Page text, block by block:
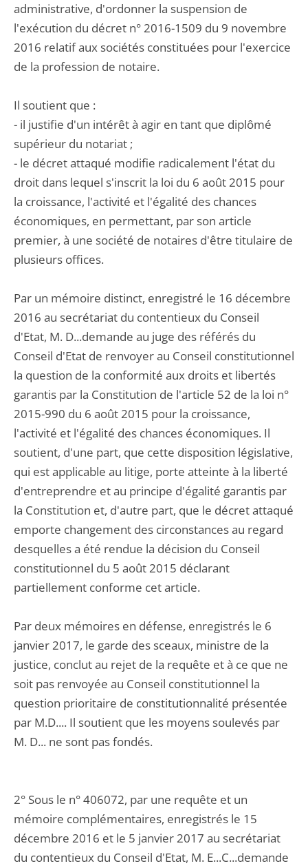
administrative, d'ordonner la suspension de
l'exécution du décret n° 2016-1509 du 9 novembre
2016 relatif aux sociétés constituées pour l'exercice
de la profession de notaire.
Il soutient que :
- il justifie d'un intérêt à agir en tant que diplômé
supérieur du notariat ;
- le décret attaqué modifie radicalement l'état du
droit dans lequel s'inscrit la loi du 6 août 2015 pour
la croissance, l'activité et l'égalité des chances
économiques, en permettant, par son article
premier, à une société de notaires d'être titulaire de
plusieurs offices.
Par un mémoire distinct, enregistré le 16 décembre
2016 au secrétariat du contentieux du Conseil
d'Etat, M. D...demande au juge des référés du
Conseil d'Etat de renvoyer au Conseil constitutionnel
la question de la conformité aux droits et libertés
garantis par la Constitution de l'article 52 de la loi n°
2015-990 du 6 août 2015 pour la croissance,
l'activité et l'égalité des chances économiques. Il
soutient, d'une part, que cette disposition législative,
qui est applicable au litige, porte atteinte à la liberté
d'entreprendre et au principe d'égalité garantis par
la Constitution et, d'autre part, que le décret attaqué
emporte changement des circonstances au regard
desquelles a été rendue la décision du Conseil
constitutionnel du 5 août 2015 déclarant
partiellement conforme cet article.
Par deux mémoires en défense, enregistrés le 6
janvier 2017, le garde des sceaux, ministre de la
justice, conclut au rejet de la requête et à ce que ne
soit pas renvoyée au Conseil constitutionnel la
question prioritaire de constitutionnalité présentée
par M.D.... Il soutient que les moyens soulevés par
M. D... ne sont pas fondés.
2° Sous le n° 406072, par une requête et un
mémoire complémentaires, enregistrés le 15
décembre 2016 et le 5 janvier 2017 au secrétariat
du contentieux du Conseil d'Etat, M. E...C...demande